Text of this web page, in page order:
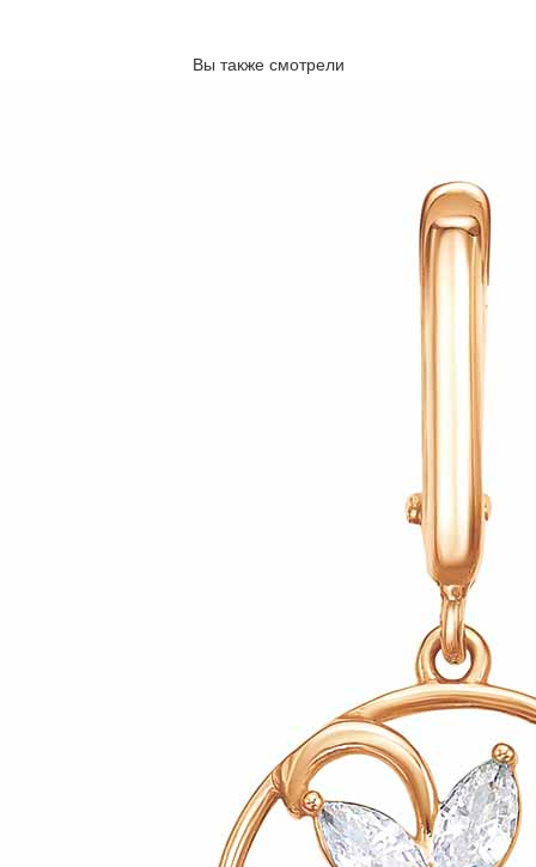
Вы также смотрели